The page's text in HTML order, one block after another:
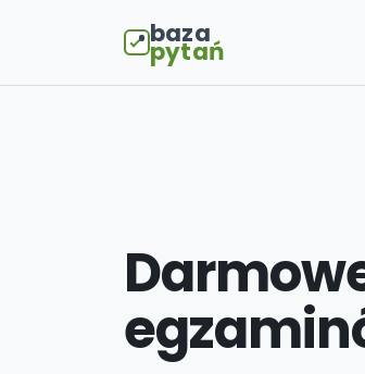
baza
pytań